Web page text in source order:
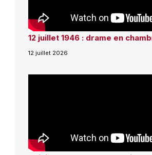
12 juillet 1946 : drame en
12 juillet 2026